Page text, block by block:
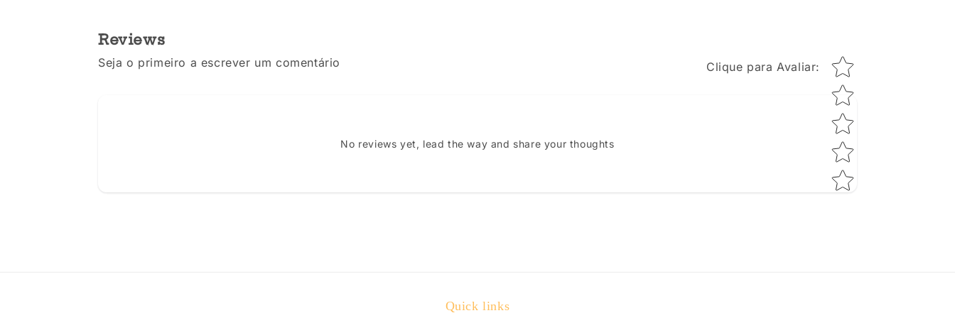
Reviews
Seja o primeiro a escrever um comentário Clique para Avaliar: Star rating
No reviews yet, lead the way and share your thoughts
Quick links